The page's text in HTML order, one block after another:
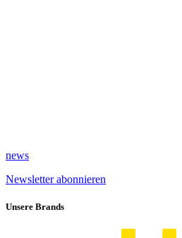
news
Newsletter abonnieren
Unsere Brands